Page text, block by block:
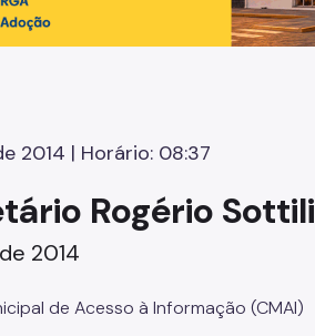
2014 | Horário: 08:37
Rogério Sottili
2014
de Acesso à Informação (CMAI)